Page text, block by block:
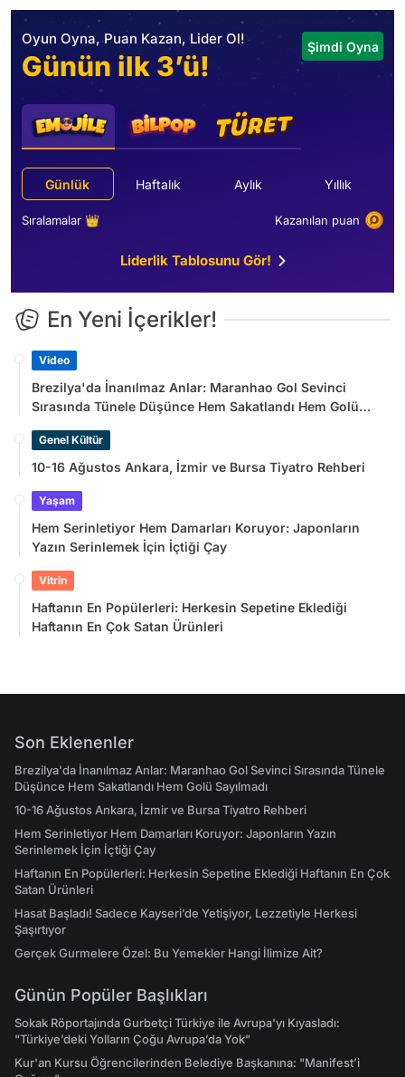
Oyun Oyna, Puan Kazan, Lider Ol!
Günün ilk 3’ü!
Şimdi Oyna
Günlük Haftalık Aylık Yıllık
Sıralamalar 👑 Kazanılan puan
Liderlik Tablosunu Gör!
En Yeni İçerikler!
Video
Brezilya'da İnanılmaz Anlar: Maranhao Gol Sevinci
Sırasında Tünele Düşünce Hem Sakatlandı Hem Golü
Genel Kültür
10-16 Ağustos Ankara, İzmir ve Bursa Tiyatro Rehberi
Yaşam
Hem Serinletiyor Hem Damarları Koruyor: Japonların
Yazın Serinlemek İçin İçtiği Çay
Vitrin
Haftanın En Popülerleri: Herkesin Sepetine Eklediği
Haftanın En Çok Satan Ürünleri
Son Eklenenler
Brezilya'da İnanılmaz Anlar: Maranhao Gol Sevinci Sırasında Tünele
Düşünce Hem Sakatlandı Hem Golü Sayılmadı
10-16 Ağustos Ankara, İzmir ve Bursa Tiyatro Rehberi
Hem Serinletiyor Hem Damarları Koruyor: Japonların Yazın
Serinlemek İçin İçtiği Çay
Haftanın En Popülerleri: Herkesin Sepetine Eklediği Haftanın En Çok
Satan Ürünleri
Hasat Başladı! Sadece Kayseri’de Yetişiyor, Lezzetiyle Herkesi
Şaşırtıyor
Gerçek Gurmelere Özel: Bu Yemekler Hangi İlimize Ait?
Günün Popüler Başlıkları
Sokak Röportajında Gurbetçi Türkiye ile Avrupa'yı Kıyasladı:
"Türkiye’deki Yolların Çoğu Avrupa’da Yok"
Kur'an Kursu Öğrencilerinden Belediye Başkanına: "Manifest’i